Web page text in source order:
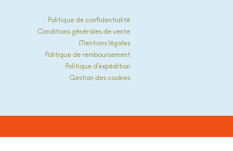
Politique de confidentialité
Conditions générales de vente
Mentions légales
Politique de remboursement
Politique d’expédition
Gestion des cookies